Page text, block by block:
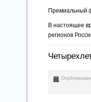
Премиальный
В настоящее
регионов